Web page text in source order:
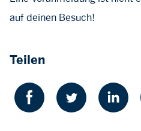
auf deinen Besuch!
Teilen